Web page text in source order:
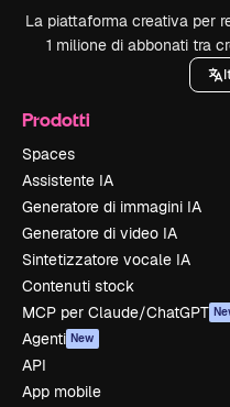
La piattaforma creativa per
1 milione di abbonati tra
Prodotti
Spaces
Assistente IA
Generatore di immagini IA
Generatore di video IA
Sintetizzatore vocale IA
Contenuti stock
MCP per Claude/ChatGPT
Agenti New
API
App mobile